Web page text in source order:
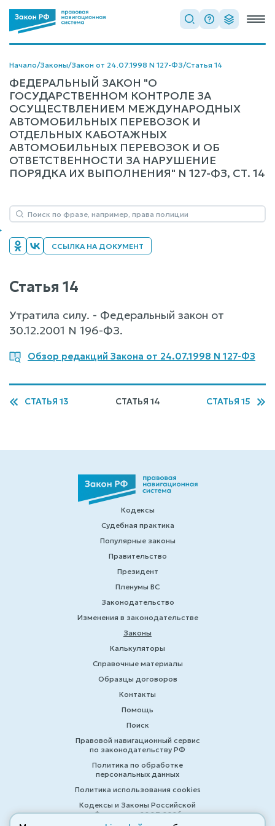
Начало/Законы/Закон от 24.07.1998 N 127-ФЗ/Статья 14
ФЕДЕРАЛЬНЫЙ ЗАКОН "О
ГОСУДАРСТВЕННОМ КОНТРОЛЕ ЗА
ОСУЩЕСТВЛЕНИЕМ МЕЖДУНАРОДНЫХ
АВТОМОБИЛЬНЫХ ПЕРЕВОЗОК И
ОТДЕЛЬНЫХ КАБОТАЖНЫХ
АВТОМОБИЛЬНЫХ ПЕРЕВОЗОК И ОБ
ОТВЕТСТВЕННОСТИ ЗА НАРУШЕНИЕ
ПОРЯДКА ИХ ВЫПОЛНЕНИЯ" N 127-ФЗ, СТ. 14
ССЫЛКА НА ДОКУМЕНТ
Статья 14
Утратила силу. - Федеральный закон от
30.12.2001 N 196-ФЗ.
Обзор редакций Закона от 24.07.1998 N 127-ФЗ
СТАТЬЯ 13 СТАТЬЯ 14 СТАТЬЯ 15
Кодексы
Судебная практика
Популярные законы
Правительство
Президент
Пленумы ВС
Законодательство
Изменения в законодательстве
Законы
Калькуляторы
Справочные материалы
Образцы договоров
Контакты
Помощь
Поиск
Правовой навигационный сервис
по законодательству РФ
Политика по обработке
персональных данных
Политика использования cookies
Кодексы и Законы Российской
Федерации 2007-2026